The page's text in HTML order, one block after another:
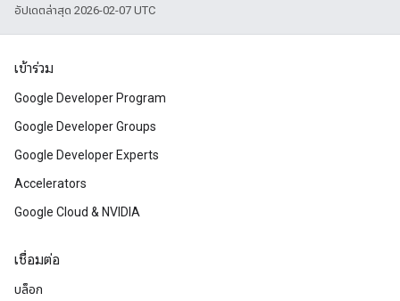
อัปเดตล่าสุด 2026-02-07 UTC
เข้าร่วม
Google Developer Program
Google Developer Groups
Google Developer Experts
Accelerators
Google Cloud & NVIDIA
เชื่อมต่อ
บล็อก